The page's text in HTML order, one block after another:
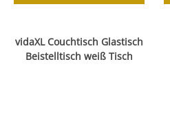
vidaXL Couchtisch Glastisch
Beistelltisch weiß Tisch